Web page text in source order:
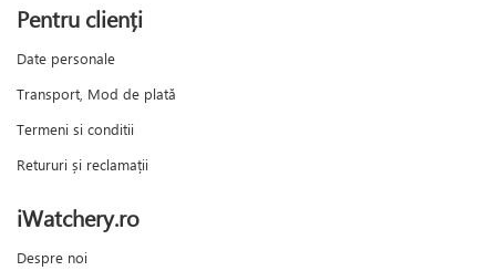
Pentru clienți
Date personale
Transport, Mod de plată
Termeni si conditii
Retururi și reclamații
iWatchery.ro
Despre noi